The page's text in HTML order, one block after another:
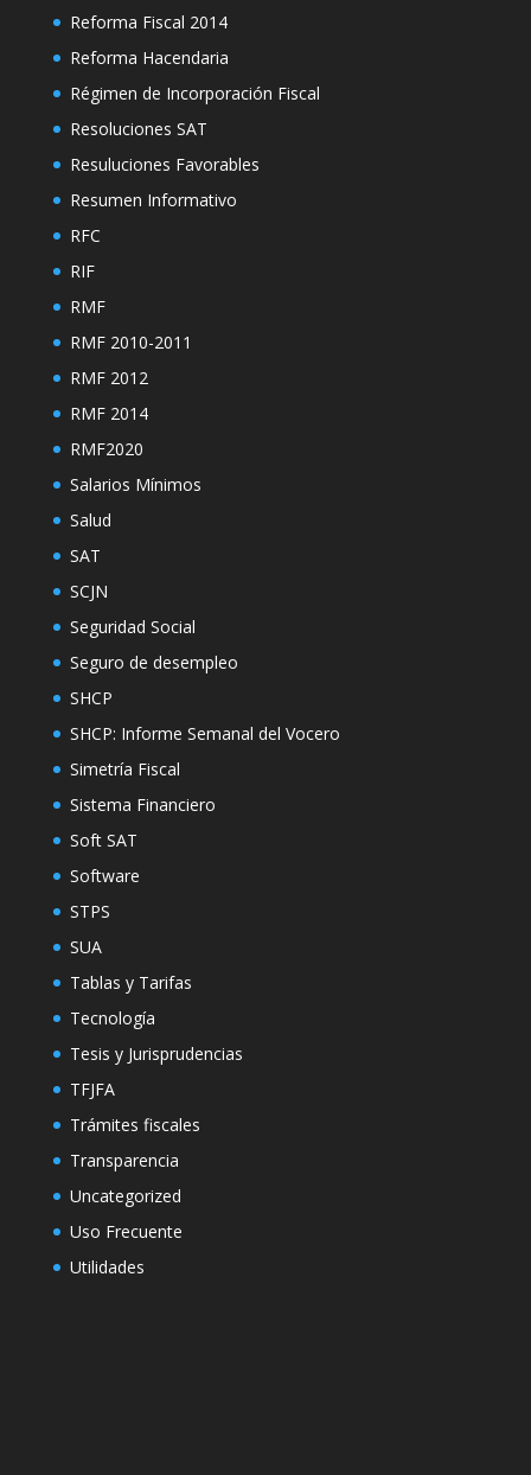
Reforma Fiscal 2014
Reforma Hacendaria
Régimen de Incorporación Fiscal
Resoluciones SAT
Resuluciones Favorables
Resumen Informativo
RFC
RIF
RMF
RMF 2010-2011
RMF 2012
RMF 2014
RMF2020
Salarios Mínimos
Salud
SAT
SCJN
Seguridad Social
Seguro de desempleo
SHCP
SHCP: Informe Semanal del Vocero
Simetría Fiscal
Sistema Financiero
Soft SAT
Software
STPS
SUA
Tablas y Tarifas
Tecnología
Tesis y Jurisprudencias
TFJFA
Trámites fiscales
Transparencia
Uncategorized
Uso Frecuente
Utilidades